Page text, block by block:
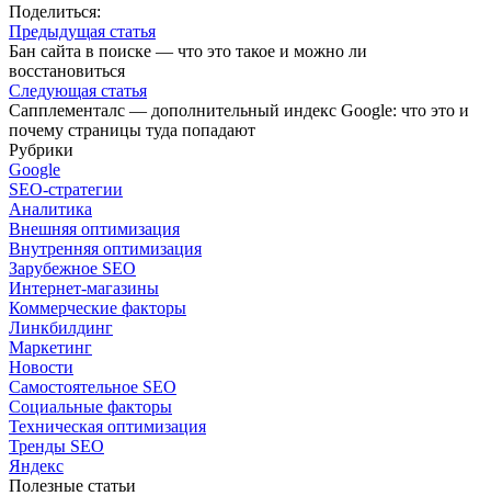
Поделиться:
Предыдущая статья
Бан сайта в поиске — что это такое и можно ли
восстановиться
Следующая статья
Сапплементалс — дополнительный индекс Google: что это и
почему страницы туда попадают
Рубрики
Google
SEO-стратегии
Аналитика
Внешняя оптимизация
Внутренняя оптимизация
Зарубежное SEO
Интернет-магазины
Коммерческие факторы
Линкбилдинг
Маркетинг
Новости
Самостоятельное SEO
Социальные факторы
Техническая оптимизация
Тренды SEO
Яндекс
Полезные статьи